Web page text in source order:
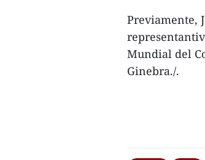
Previamente,
Mundial del
Ginebra./.